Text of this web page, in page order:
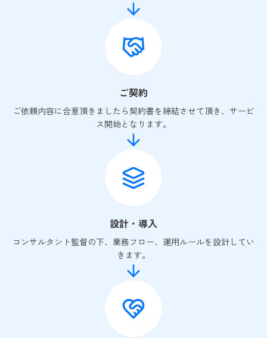
ご契約
ご依頼内容に合意頂きましたら契約書を締結させて頂き、サービ
ス開始となります。
設計・導入
コンサルタント監督の下、業務フロー、運用ルールを設計してい
きます。